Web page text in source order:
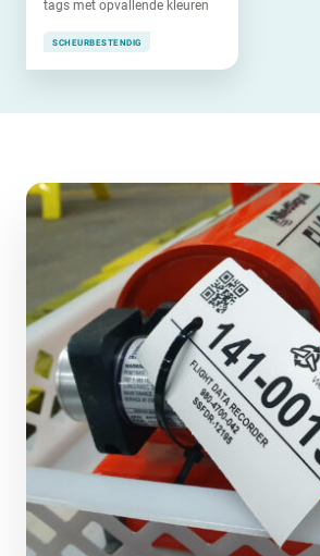
tags met opvallende kleuren
SCHEURBESTENDIG